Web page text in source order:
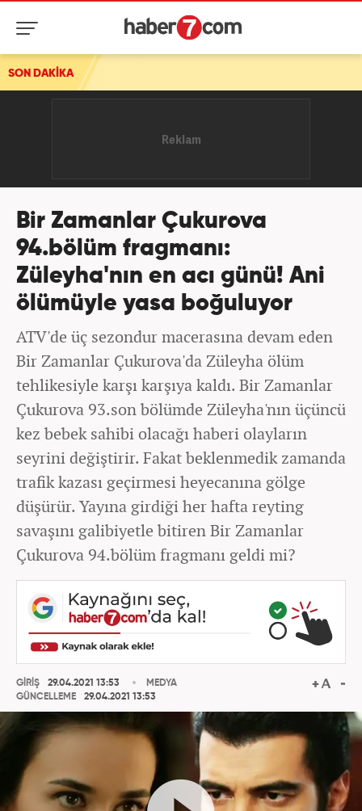
SON DAKİKA
Bir Zamanlar Çukurova
94.bölüm fragmanı:
Züleyha'nın en acı günü! Ani
ölümüyle yasa boğuluyor
ATV'de üç sezondur macerasına devam eden
Bir Zamanlar Çukurova'da Züleyha ölüm
tehlikesiyle karşı karşıya kaldı. Bir Zamanlar
Çukurova 93.son bölümde Züleyha'nın üçüncü
kez bebek sahibi olacağı haberi olayların
seyrini değiştirir. Fakat beklenmedik zamanda
trafik kazası geçirmesi heyecanına gölge
düşürür. Yayına girdiği her hafta reyting
savaşını galibiyetle bitiren Bir Zamanlar
Çukurova 94.bölüm fragmanı geldi mi?
GİRİŞ
29.04.2021 13:53
GÜNCELLEME
29.04.2021 13:53
MEDYA